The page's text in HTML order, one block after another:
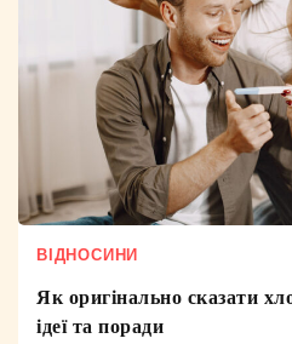
ВІДНОСИНИ
Як оригінально сказати
ідеї та поради